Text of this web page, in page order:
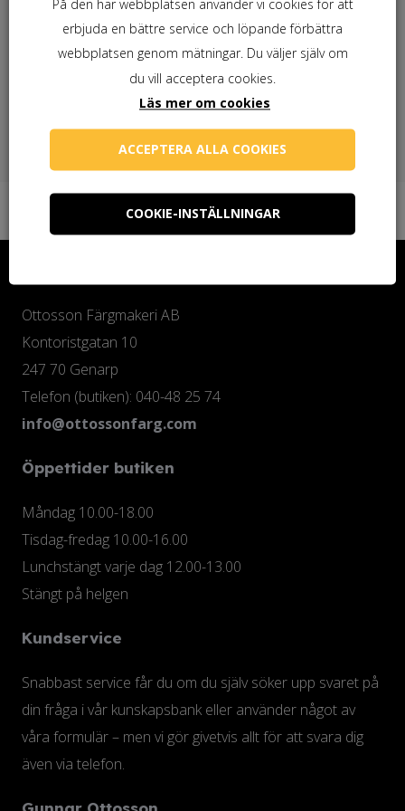
Behöver du linolja?
Behöver du linoljesåpa?
Ottosson Färgmakeri AB
Kontoristgatan 10
247 70 Genarp
Telefon (butiken): 040-48 25 74
info@ottossonfarg.com
Öppettider butiken
Måndag 10.00-18.00
Tisdag-fredag 10.00-16.00
Lunchstängt varje dag 12.00-13.00
Stängt på helgen
Kundservice
Snabbast service får du om du själv söker upp svaret på
din fråga i vår kunskapsbank eller använder något av
våra formulär – men vi gör givetvis allt för att svara dig
även via telefon.
På den här webbplatsen använder vi cookies för att
erbjuda en bättre service och löpande förbättra
webbplatsen genom mätningar. Du väljer själv om
du vill acceptera cookies.
Läs mer om cookies
ACCEPTERA ALLA COOKIES
COOKIE-INSTÄLLNINGAR